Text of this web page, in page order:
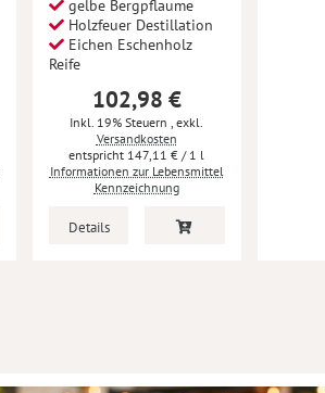
gelbe Bergpflaume
Holzfeuer Destillation
Eichen Eschenholz
Reife
102,98 €
Inkl. 19% Steuern, exkl.
Versandkosten
147,11 € / 1 l
Informationen zur Lebensmittel
Kennzeichnung
Details